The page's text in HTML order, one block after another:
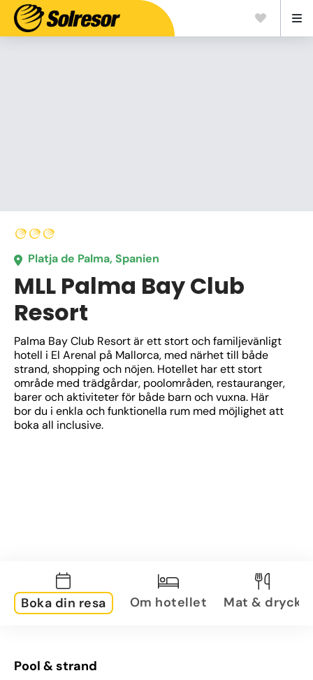
Platja de Palma, Spanien
MLL Palma Bay Club
Resort
Palma Bay Club Resort är ett stort och familjevänligt
hotell i El Arenal på Mallorca, med närhet till både
strand, shopping och nöjen. Hotellet har ett stort
område med trädgårdar, poolområden, restauranger,
barer och aktiviteter för både barn och vuxna. Här
bor du i enkla och funktionella rum med möjlighet att
boka all inclusive.
Boka din resa Om hotellet Mat & dryck
Pool & strand